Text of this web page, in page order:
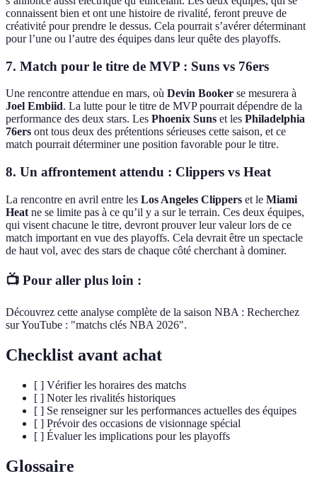
connaissent bien et ont une histoire de rivalité, feront preuve de
créativité pour prendre le dessus. Cela pourrait s’avérer déterminant
pour l’une ou l’autre des équipes dans leur quête des playoffs.
7. Match pour le titre de MVP : Suns vs 76ers
Une rencontre attendue en mars, où Devin Booker se mesurera à
Joel Embiid. La lutte pour le titre de MVP pourrait dépendre de la
performance des deux stars. Les Phoenix Suns et les Philadelphia
76ers ont tous deux des prétentions sérieuses cette saison, et ce
match pourrait déterminer une position favorable pour le titre.
8. Un affrontement attendu : Clippers vs Heat
La rencontre en avril entre les Los Angeles Clippers et le Miami
Heat ne se limite pas à ce qu’il y a sur le terrain. Ces deux équipes,
qui visent chacune le titre, devront prouver leur valeur lors de ce
match important en vue des playoffs. Cela devrait être un spectacle
de haut vol, avec des stars de chaque côté cherchant à dominer.
📺 Pour aller plus loin :
Découvrez cette analyse complète de la saison NBA : Recherchez
sur YouTube : "matchs clés NBA 2026".
Checklist avant achat
[ ] Vérifier les horaires des matchs
[ ] Noter les rivalités historiques
[ ] Se renseigner sur les performances actuelles des équipes
[ ] Prévoir des occasions de visionnage spécial
[ ] Évaluer les implications pour les playoffs
Glossaire